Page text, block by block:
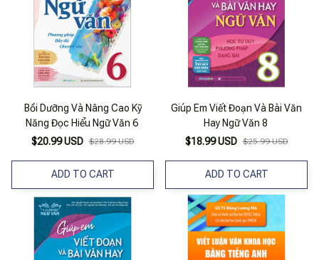
Bồi Dưỡng Và Nâng Cao Kỹ
Năng Đọc Hiểu Ngữ Văn 6
$20.99 USD $28.99 USD
ADD TO CART
Giúp Em Viết Đoạn Và Bài Văn
Hay Ngữ Văn 8
$18.99 USD $25.99 USD
ADD TO CART